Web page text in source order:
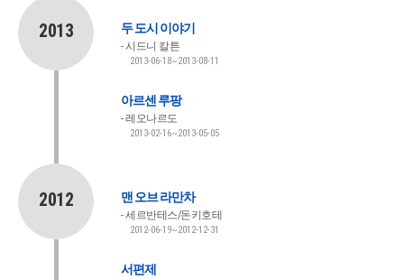
2013 두 도시 이야기
시드니 칼튼
2013-06-18~2013-08-11
아르센 루팡
레오나르도
2013-02-16~2013-05-05
2012 맨 오브 라만차
세르반테스/돈키호테
2012-06-19~2012-12-31
서편제